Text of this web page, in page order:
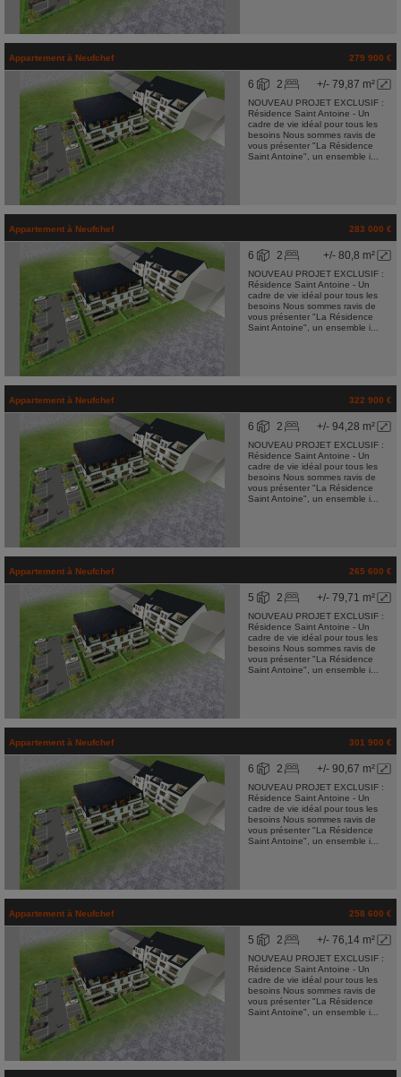
Appartement à Neufchef 279 900 €
+/- 79,87 m²
6 2
NOUVEAU PROJET EXCLUSIF :
Résidence Saint Antoine - Un
cadre de vie idéal pour tous les
besoins Nous sommes ravis de
vous présenter "La Résidence
Saint Antoine", un ensemble i...
Appartement à Neufchef 283 000 €
+/- 80,8 m²
6 2
NOUVEAU PROJET EXCLUSIF :
Résidence Saint Antoine - Un
cadre de vie idéal pour tous les
besoins Nous sommes ravis de
vous présenter "La Résidence
Saint Antoine", un ensemble i...
Appartement à Neufchef 322 900 €
+/- 94,28 m²
6 2
NOUVEAU PROJET EXCLUSIF :
Résidence Saint Antoine - Un
cadre de vie idéal pour tous les
besoins Nous sommes ravis de
vous présenter "La Résidence
Saint Antoine", un ensemble i...
Appartement à Neufchef 265 600 €
+/- 79,71 m²
5 2
NOUVEAU PROJET EXCLUSIF :
Résidence Saint Antoine - Un
cadre de vie idéal pour tous les
besoins Nous sommes ravis de
vous présenter "La Résidence
Saint Antoine", un ensemble i...
Appartement à Neufchef 301 900 €
+/- 90,67 m²
6 2
NOUVEAU PROJET EXCLUSIF :
Résidence Saint Antoine - Un
cadre de vie idéal pour tous les
besoins Nous sommes ravis de
vous présenter "La Résidence
Saint Antoine", un ensemble i...
Appartement à Neufchef 258 600 €
+/- 76,14 m²
5 2
NOUVEAU PROJET EXCLUSIF :
Résidence Saint Antoine - Un
cadre de vie idéal pour tous les
besoins Nous sommes ravis de
vous présenter "La Résidence
Saint Antoine", un ensemble i...